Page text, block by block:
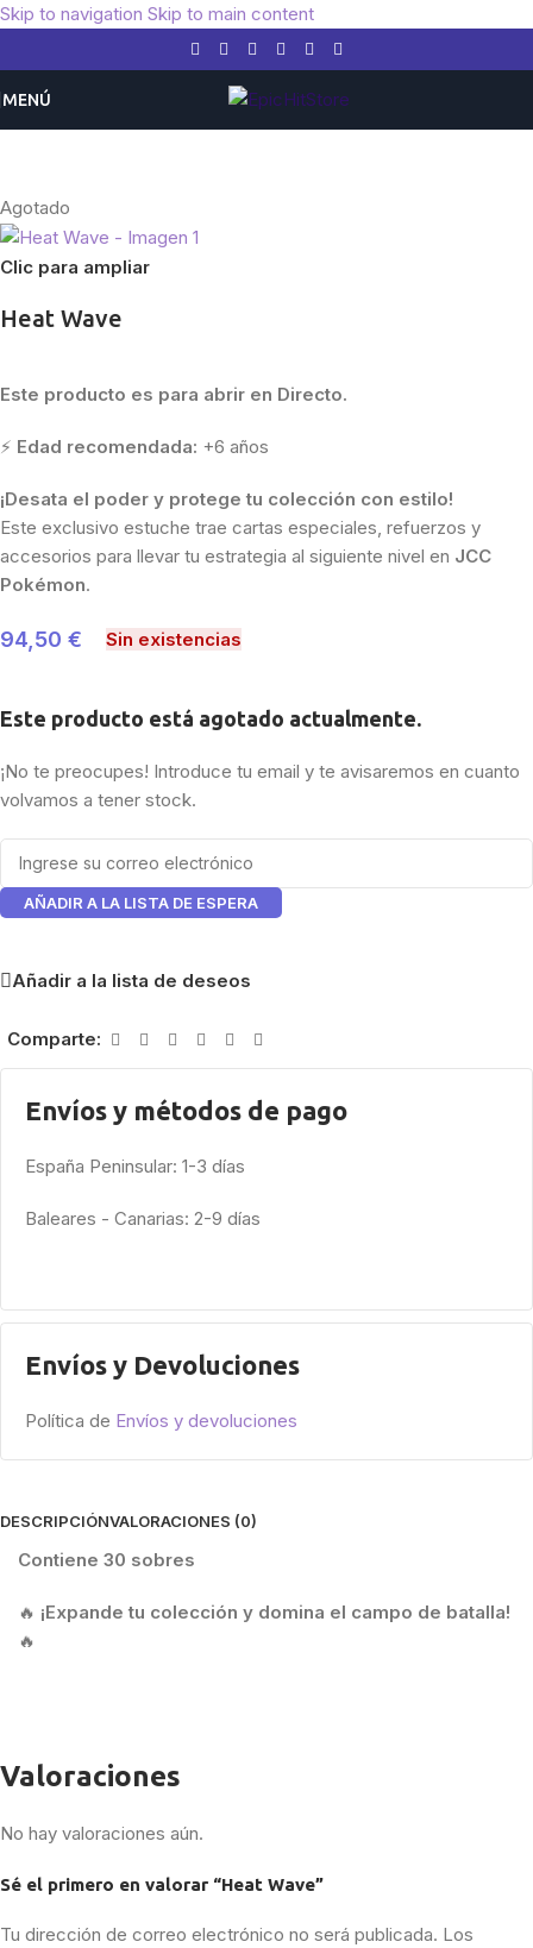
Skip to navigation Skip to main content
MENÚ
Agotado
Clic para ampliar
Heat Wave
Este producto es para abrir en Directo.
⚡ Edad recomendada: +6 años
¡Desata el poder y protege tu colección con estilo!
Este exclusivo estuche trae cartas especiales, refuerzos y
accesorios para llevar tu estrategia al siguiente nivel en JCC
Pokémon.
94,50 € Sin existencias
Este producto está agotado actualmente.
¡No te preocupes! Introduce tu email y te avisaremos en cuanto
volvamos a tener stock.
AÑADIR A LA LISTA DE ESPERA
Añadir a la lista de deseos
Comparte:
Envíos y métodos de pago
España Peninsular: 1-3 días
Baleares - Canarias: 2-9 días
Envíos y Devoluciones
Política de Envíos y devoluciones
DESCRIPCIÓNVALORACIONES (0)
Contiene 30 sobres
🔥 ¡Expande tu colección y domina el campo de batalla!
🔥
Valoraciones
No hay valoraciones aún.
Sé el primero en valorar “Heat Wave”
Tu dirección de correo electrónico no será publicada. Los